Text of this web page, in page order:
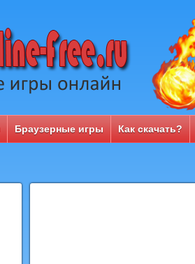
Браузерные игры Как скачать?